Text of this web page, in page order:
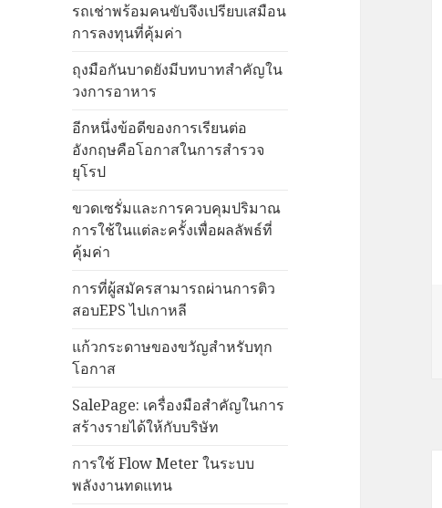
รถเช่าพร้อมคนขับจึงเปรียบเสมือน
การลงทุนที่คุ้มค่า
ถุงมือกันบาดยังมีบทบาทสำคัญใน
วงการอาหาร
อีกหนึ่งข้อดีของการเรียนต่อ
อังกฤษคือโอกาสในการสำรวจ
ยุโรป
ขวดเซรั่มและการควบคุมปริมาณ
การใช้ในแต่ละครั้งเพื่อผลลัพธ์ที่
คุ้มค่า
การที่ผู้สมัครสามารถผ่านการติว
สอบEPS ไปเกาหลี
แก้วกระดาษของขวัญสำหรับทุก
โอกาส
SalePage: เครื่องมือสำคัญในการ
สร้างรายได้ให้กับบริษัท
การใช้ Flow Meter ในระบบ
พลังงานทดแทน